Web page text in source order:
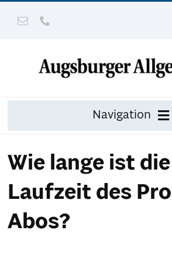
Inhalt
Navigation
Wie lange ist die
Laufzeit des
Abos?